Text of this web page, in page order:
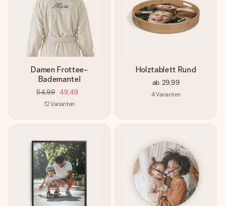
Damen Frottee-
Bademantel
54,99 49,49
12Varianten
Holztablett Rund
ab 29,99
4Varianten